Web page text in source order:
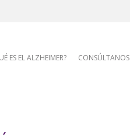
ES EL ALZHEIMER? CONSÚLTANOS